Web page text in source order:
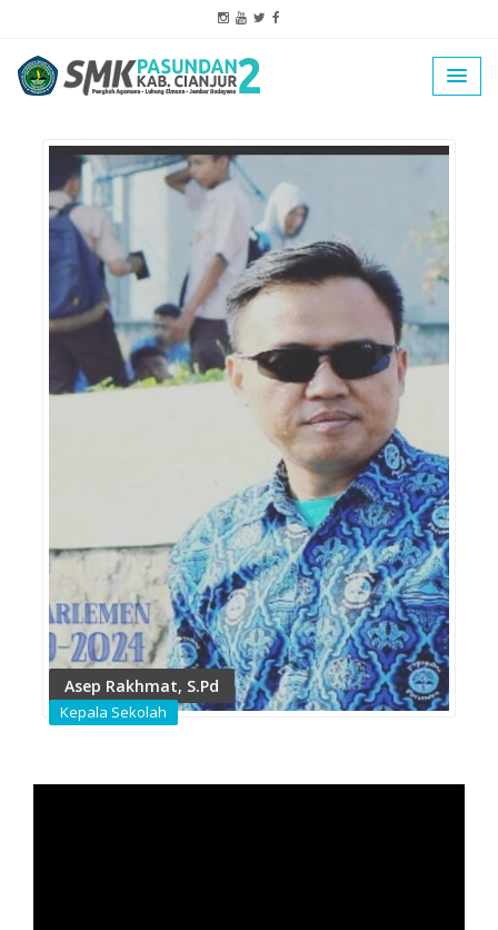
Asep Rakhmat, S.Pd
Kepala Sekolah